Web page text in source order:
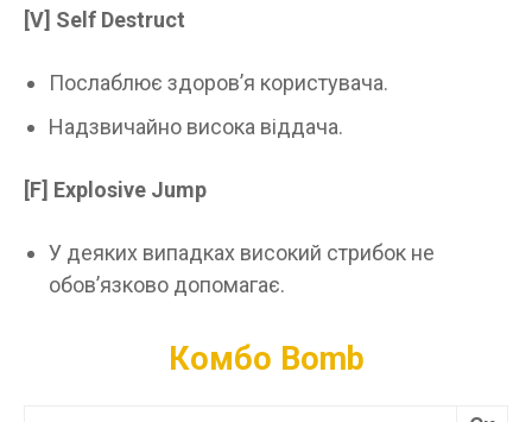
[V] Self Destruct
Послаблює здоров’я користувача.
Надзвичайно висока віддача.
[F] Explosive Jump
У деяких випадках високий стрибок не
обов’язково допомагає.
Комбо Bomb